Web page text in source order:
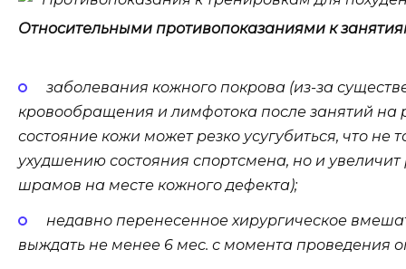
Относительными противопоказаниями к
заболевания кожного покрова (из-за
кровообращения и лимфотока после занятий
состояние кожи может резко усугубиться, что не
ухудшению состояния спортсмена, но и
шрамов на месте кожного дефекта);
недавно перенесенное хирургическое
выждать не менее 6 мес. с момента проведения